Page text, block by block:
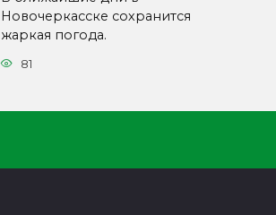
Новочеркасске сохранится
жаркая погода.
81